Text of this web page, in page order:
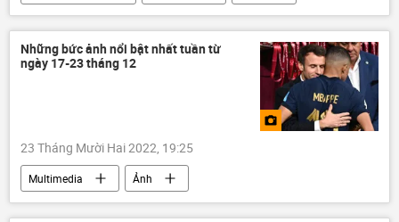
Hoa Kỳ
Báo chí thế giới
Những bức ảnh nổi bật nhất tuần từ
ngày 17-23 tháng 12
23 Tháng Mười Hai 2022, 19:25
Multimedia Ảnh